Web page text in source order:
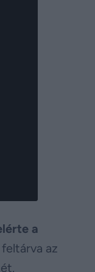
a
feltárva az